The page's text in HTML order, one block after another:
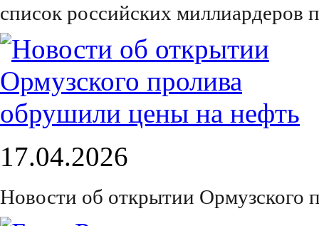
список российских миллиардеров
17.04.2026
Новости об открытии Ормузского